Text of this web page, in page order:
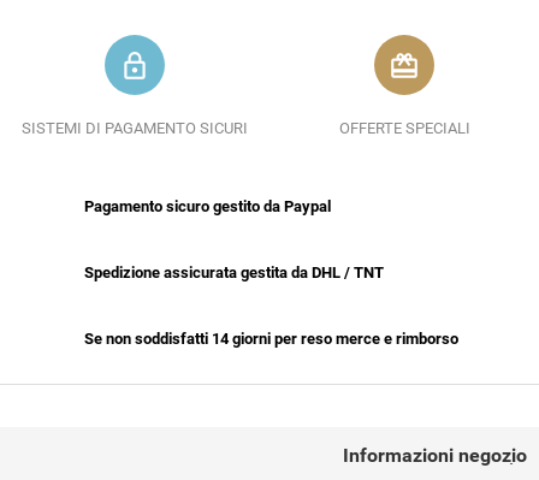
lock_outline
SISTEMI DI PAGAMENTO SICURI
redeem
OFFERTE SPECIALI
Pagamento sicuro gestito da Paypal
Spedizione assicurata gestita da DHL / TNT
Se non soddisfatti 14 giorni per reso merce e rimborso

Informazioni negozio